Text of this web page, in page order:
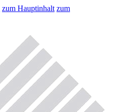
zum Hauptinhalt zum